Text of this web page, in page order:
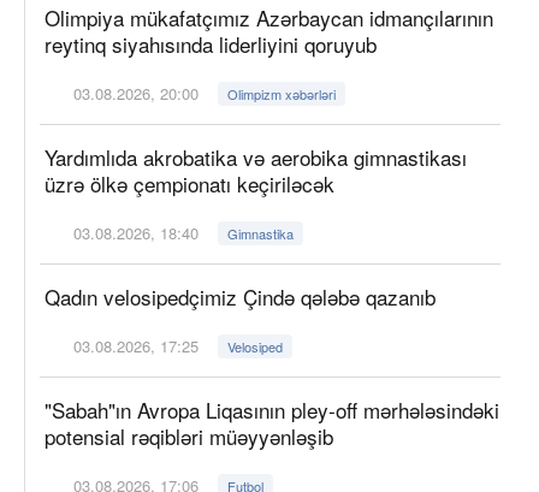
Olimpiya mükafatçımız Azərbaycan idmançılarının
reytinq siyahısında liderliyini qoruyub
03.08.2026, 20:00 Olimpizm xəbərləri
Yardımlıda akrobatika və aerobika gimnastikası
üzrə ölkə çempionatı keçiriləcək
03.08.2026, 18:40 Gimnastika
Qadın velosipedçimiz Çində qələbə qazanıb
03.08.2026, 17:25 Velosiped
"Sabah"ın Avropa Liqasının pley-off mərhələsindəki
potensial rəqibləri müəyyənləşib
03.08.2026, 17:06 Futbol